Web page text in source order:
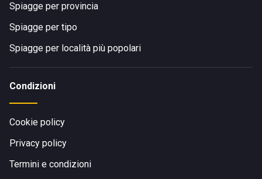
Spiagge per provincia
Spiagge per tipo
Spiagge per località più popolari
Condizioni
Cookie policy
Privacy policy
Termini e condizioni